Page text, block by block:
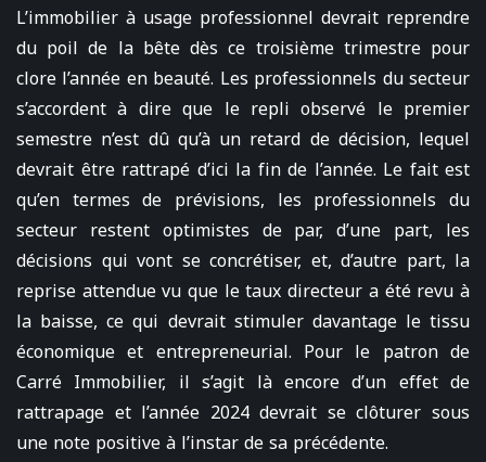
L’immobilier à usage professionnel devrait reprendre
du poil de la bête dès ce troisième trimestre pour
clore l’année en beauté. Les professionnels du secteur
s’accordent à dire que le repli observé le premier
semestre n’est dû qu’à un retard de décision, lequel
devrait être rattrapé d’ici la fin de l’année. Le fait est
qu’en termes de prévisions, les professionnels du
secteur restent optimistes de par, d’une part, les
décisions qui vont se concrétiser, et, d’autre part, la
reprise attendue vu que le taux directeur a été revu à
la baisse, ce qui devrait stimuler davantage le tissu
économique et entrepreneurial. Pour le patron de
Carré Immobilier, il s’agit là encore d’un effet de
rattrapage et l’année 2024 devrait se clôturer sous
une note positive à l’instar de sa précédente.